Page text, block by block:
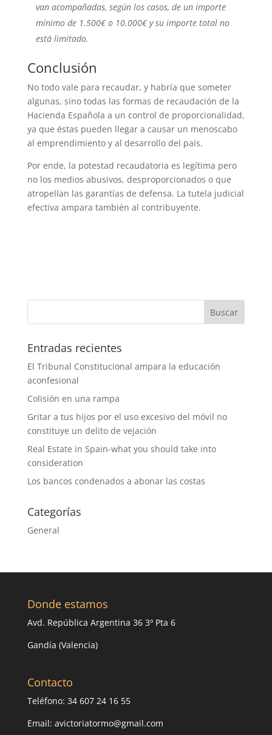
van acompañadas, según los casos, de un importe
mínimo de 1.500€ o 10.000€ y su importe total no
está limitado.
Conclusión
No todo vale para recaudar, y habría que someter
algunas, sino todas las formas de recaudación de la
Hacienda Española a un control de proporcionalidad,
ya que éstas pueden llegar a causar un menoscabo
al emprendimiento y al desarrollo del país.
Por ende, la potestad recaudatoria es legítima pero
no los medios abusivos, desproporcionados o que
atropellan las garantías de defensa. La tutela judicial
efectiva ampara también al contribuyente.
Entradas recientes
El Tribunal Constitucional ampara la educación
aconfesional
Colisión en una rampa
Gritar a tus hijos por el uso excesivo del móvil no
constituye un delito de vejación
Real Estate in Spain-what you should take into
consideration
Los bancos condenados a abonar las costas
Categorías
General
Donde estamos
Avd. República Argentina 36 3º Pta 6
Gandía (Valencia)
Contacto
Teléfono: 34 607 24 16 55
Email: avictoriatormo@gmail.com